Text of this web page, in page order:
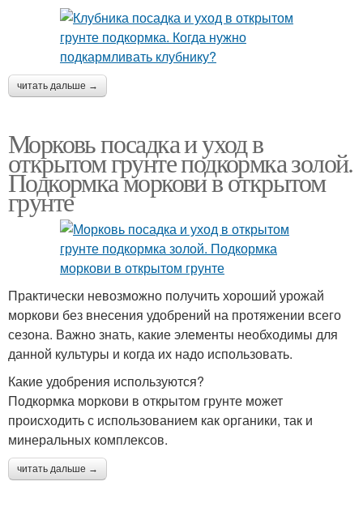
читать дальше →
Морковь посадка и уход в
открытом грунте подкормка золой.
Подкормка моркови в открытом
грунте
Практически невозможно получить хороший урожай
моркови без внесения удобрений на протяжении всего
сезона. Важно знать, какие элементы необходимы для
данной культуры и когда их надо использовать.
Какие удобрения используются?
Подкормка моркови в открытом грунте может
происходить с использованием как органики, так и
минеральных комплексов.
читать дальше →